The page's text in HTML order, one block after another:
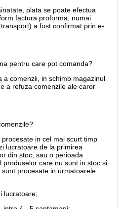
plata se poate efectua
factura proforma, numai
a fost confirmat prin e-
pentru care pot comanda?
a comenzii, in schimb magazinul
a refuza comenzile ale caror
in cel mai scurt timp
lucratoare de la primirea
din stoc, sau o perioada
produselor care nu sunt in stoc si
procesate in urmatoarele
lucratoare;